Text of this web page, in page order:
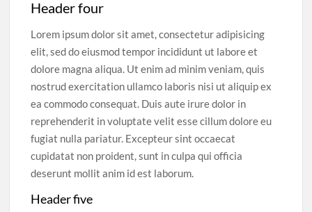
Header four
Lorem ipsum dolor sit amet, consectetur adipisicing
elit, sed do eiusmod tempor incididunt ut labore et
dolore magna aliqua. Ut enim ad minim veniam, quis
nostrud exercitation ullamco laboris nisi ut aliquip ex
ea commodo consequat. Duis aute irure dolor in
reprehenderit in voluptate velit esse cillum dolore eu
fugiat nulla pariatur. Excepteur sint occaecat
cupidatat non proident, sunt in culpa qui officia
deserunt mollit anim id est laborum.
Header five